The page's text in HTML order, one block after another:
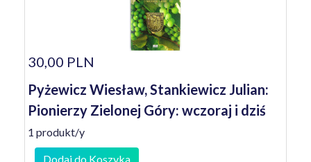
30,00 PLN
Pyżewicz Wiesław, Stankiewicz Julian:
Pionierzy Zielonej Góry: wczoraj i dziś
1 produkt/y
Dodaj do Koszyka